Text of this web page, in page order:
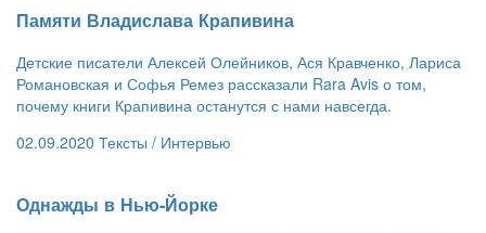
​Памяти Владислава Крапивина
Детские писатели Алексей Олейников, Ася Кравченко, Лариса
Романовская и Софья Ремез рассказали Rara Avis о том,
почему книги Крапивина останутся с нами навсегда.
02.09.2020 Тексты / Интервью
​Однажды в Нью-Йорке